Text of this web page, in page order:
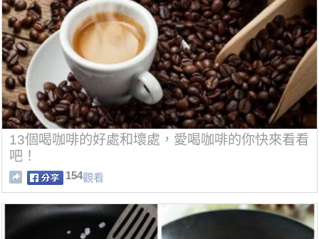
13個喝咖啡的好處和壞處，愛喝咖啡的你快來看看
吧！
154觀看